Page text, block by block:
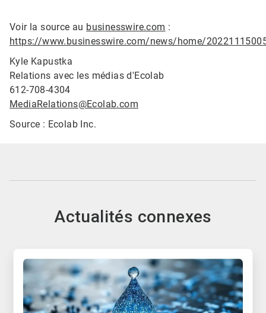
Voir la source au businesswire.com :
https://www.businesswire.com/news/home/
Kyle Kapustka
Relations avec les médias d'Ecolab
612-708-4304
MediaRelations@Ecolab.com
Source : Ecolab Inc.
Actualités connexes